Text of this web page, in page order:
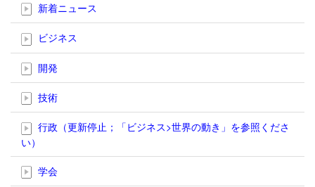
新着ニュース
ビジネス
開発
技術
行政（更新停止；「ビジネス>世界の動き」を参照くださ
い）
学会